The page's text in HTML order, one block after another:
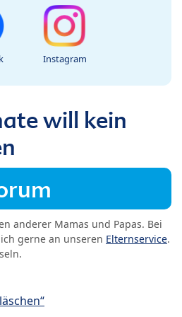
Instagram
will kein
anderer Mamas und Papas. Bei
gerne an unseren Elternservice.